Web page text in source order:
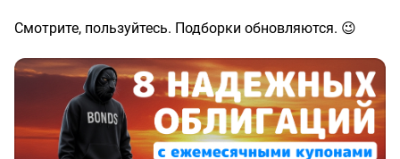
Смотрите, пользуйтесь. Подборки обновляются. 😉